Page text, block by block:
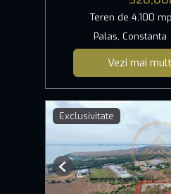
Teren de 4,100
Palas, Constanta
Vezi mai
Exclusivitate
Previous